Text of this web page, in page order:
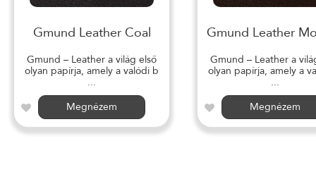
Gmund Leather Coal
Gmund – Leather a világ első
olyan papírja, amely a valódi b
...
Megnézem
Gmund Leather
Gmund – Leather a
olyan papírja, amely a
...
Megnézem